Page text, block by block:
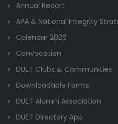
Annual Report
APA & National Integrity
Calendar 2026
Convocation
DUET Clubs & Communities
Downloadable Forms
DUET Alumni Association
DUET Directory App